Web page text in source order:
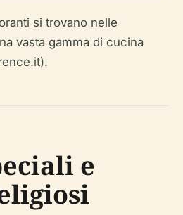
si trovano nelle
vasta gamma di cucina
e